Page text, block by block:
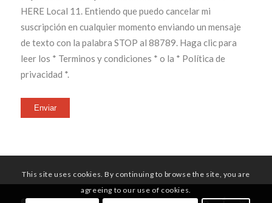
HERE Local 11. Entiendo que puedo cancelar mi
suscripción en cualquier momento enviando un mensaje
de texto con la palabra STOP al 88789. Haga clic para
leer los * Terminos y condiciones * o la * Política de
privacidad *.
Enviar
© Copyright - UNITE HERE Local 11
This site uses cookies. By continuing to browse the site, you are
agreeing to our use of cookies.